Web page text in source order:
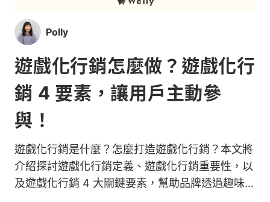
Polly
遊戲化行銷怎麼做？遊戲化行
銷 4 要素，讓用戶主動參
與！
遊戲化行銷是什麼？怎麼打造遊戲化行銷？本文將
介紹探討遊戲化行銷定義、遊戲化行銷重要性，以
及遊戲化行銷 4 大關鍵要素，幫助品牌透過趣味性